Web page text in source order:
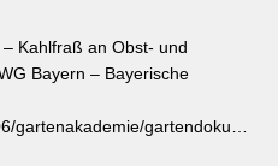
‚Sympathie‘ müssen neues
gewünschte Richtung geleitet
zudem die beste Zeit für
sich jetzt mit jungen
schnell wirkende
Kahlfraß an Obst- und
Bayern – Bayerische
gartenakademie/